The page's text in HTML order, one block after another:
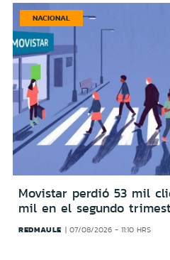
NACIONAL
Movistar perdió 53 mil
mil en el segundo
REDMAULE 07/08/2026 - 11:10 HRS